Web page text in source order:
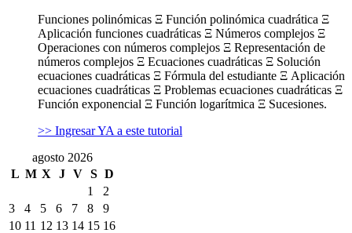
Funciones polinómicas Ξ Función polinómica cuadrática Ξ
Aplicación funciones cuadráticas Ξ Números complejos Ξ
Operaciones con números complejos Ξ Representación de
números complejos Ξ Ecuaciones cuadráticas Ξ Solución
ecuaciones cuadráticas Ξ Fórmula del estudiante Ξ Aplicación
ecuaciones cuadráticas Ξ Problemas ecuaciones cuadráticas Ξ
Función exponencial Ξ Función logarítmica Ξ Sucesiones.
>> Ingresar YA a este tutorial
agosto 2026
L M X J V S D
1
2
3
4 5 6 7 8
9
10 11 12 13 14 15 16